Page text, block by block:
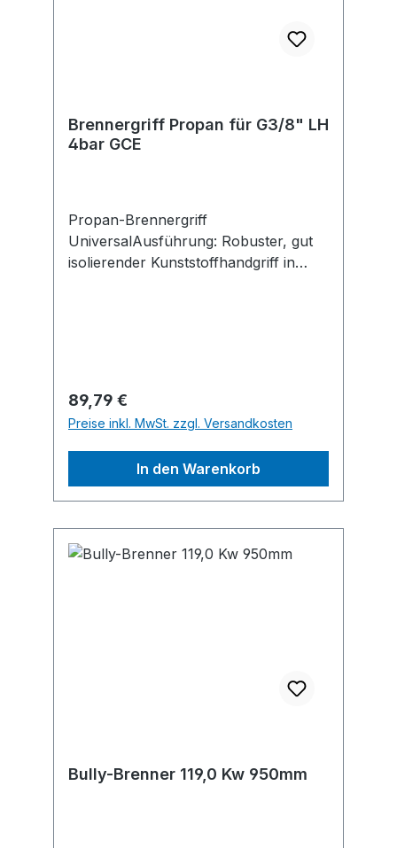
Brennergriff Propan für G3/8" LH
4bar GCE
Propan-Brennergriff
UniversalAusführung: Robuster, gut
isolierender Kunststoffhandgriff in
Abbrennen, Schrumpfen und für
vieles mehr.Hersteller: GCE GmbH,
Weyherser Weg 8, 36043 Fulda, DE,
+4966183930, sales-
fulda@gcegroup.com
Regulärer Preis:
89,79 €
Preise inkl. MwSt. zzgl. Versandkosten
In den Warenkorb
Bully-Brenner 119,0 Kw 950mm